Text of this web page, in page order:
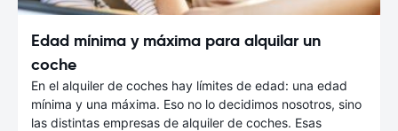
Edad mínima y máxima para alquilar un
coche
En el alquiler de coches hay límites de edad: una edad
mínima y una máxima. Eso no lo decidimos nosotros, sino
las distintas empresas de alquiler de coches. Esas